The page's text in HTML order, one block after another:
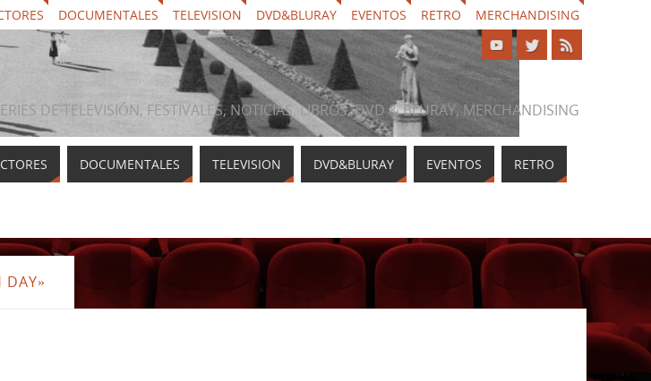
DOCUMENTALES TELEVISION DVD&BLURAY EVENTOS RETRO MERCHANDISING
DE TELEVISIÓN, FESTIVALES, NOTICIAS, LIBROS, DVD & BLURAY, MERCHANDISING
DOCUMENTALES TELEVISION DVD&BLURAY EVENTOS RETRO
DAY»